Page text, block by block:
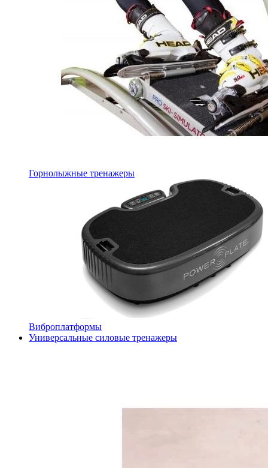
Горнолыжные тренажеры
Виброплатформы
Универсальные силовые тренажеры